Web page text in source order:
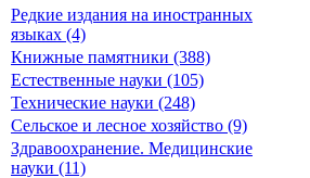
Редкие издания на иностранных
языках (4)
Книжные памятники (388)
Естественные науки (105)
Технические науки (248)
Сельское и лесное хозяйство (9)
Здравоохранение. Медицинские
науки (11)